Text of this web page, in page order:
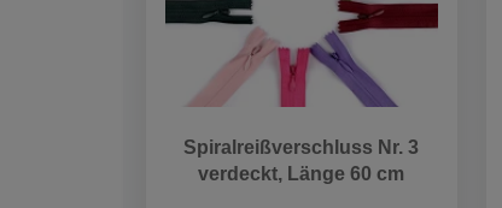
Spiralreißverschluss Nr. 3
verdeckt, Länge 60 cm